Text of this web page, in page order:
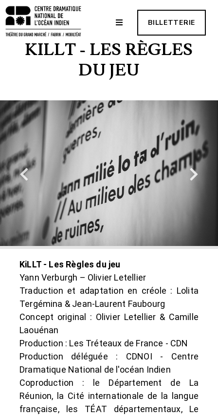
BILLETTERIE
KILLT - LES RÈGLES
DU JEU
KiLLT - Les Règles du jeu
Yann Verburgh – Olivier Letellier
Traduction et adaptation en créole : Lolita
Tergémina & Jean-Laurent Faubourg
Concept original : Olivier Letellier & Camille
Laouénan
Production : Les Tréteaux de France - CDN
Production déléguée : CDNOI - Centre
Dramatique National de l'océan Indien
Coproduction : le Département de La
Réunion, la Cité internationale de la langue
française, les TÉAT départementaux, Le